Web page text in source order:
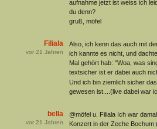
aufnahme jetzt ist weiss ich
du denn?
gruß, möfel
Filiala
vor 21 Jahren
Also, ich kenn das auch mit
ich kannte es nicht, und
Mal gehört hab: "Woa, was
textsicher ist er dabei auch
Und ich bin ziemlich sicher
gewesen ist....(live dabei war
bella
vor 21 Jahren
@möfel u. Filiala Ich war
Konzert in der Zeche Bochum